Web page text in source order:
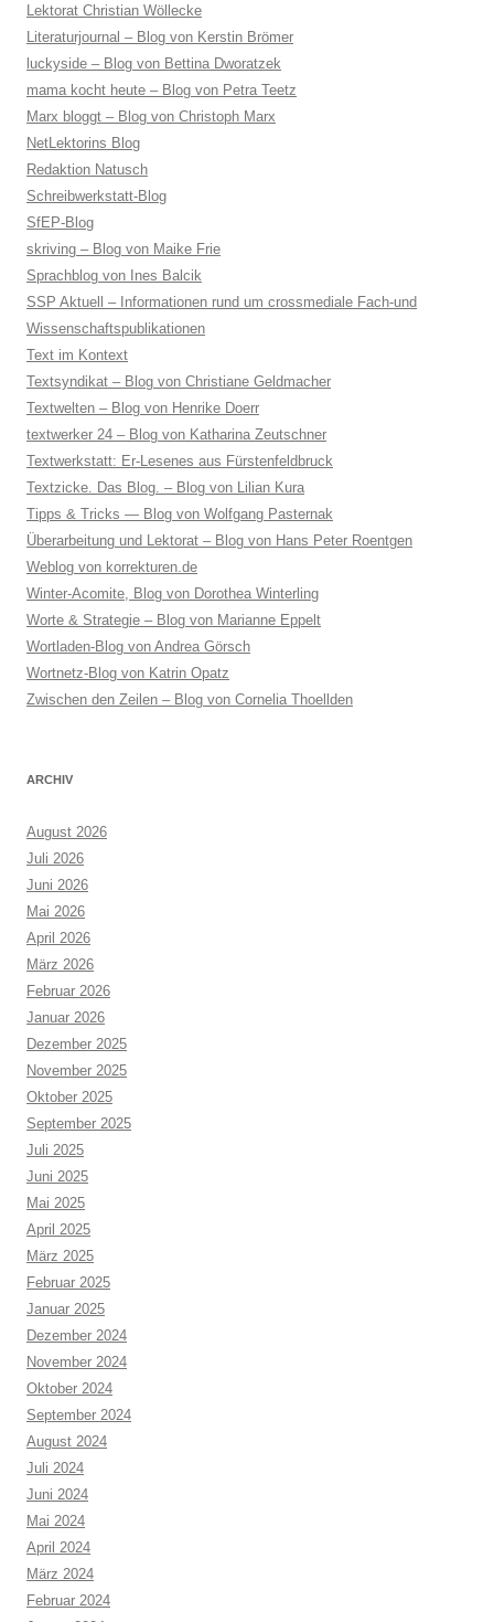
Lektorat Christian Wöllecke
Literaturjournal – Blog von Kerstin Brömer
luckyside – Blog von Bettina Dworatzek
mama kocht heute – Blog von Petra Teetz
Marx bloggt – Blog von Christoph Marx
NetLektorins Blog
Redaktion Natusch
Schreibwerkstatt-Blog
SfEP-Blog
skriving – Blog von Maike Frie
Sprachblog von Ines Balcik
SSP Aktuell – Informationen rund um crossmediale Fach-und
Wissenschaftspublikationen
Text im Kontext
Textsyndikat – Blog von Christiane Geldmacher
Textwelten – Blog von Henrike Doerr
textwerker 24 – Blog von Katharina Zeutschner
Textwerkstatt: Er-Lesenes aus Fürstenfeldbruck
Textzicke. Das Blog. – Blog von Lilian Kura
Tipps & Tricks — Blog von Wolfgang Pasternak
Überarbeitung und Lektorat – Blog von Hans Peter Roentgen
Weblog von korrekturen.de
Winter-Acomite, Blog von Dorothea Winterling
Worte & Strategie – Blog von Marianne Eppelt
Wortladen-Blog von Andrea Görsch
Wortnetz-Blog von Katrin Opatz
Zwischen den Zeilen – Blog von Cornelia Thoellden
ARCHIV
August 2026
Juli 2026
Juni 2026
Mai 2026
April 2026
März 2026
Februar 2026
Januar 2026
Dezember 2025
November 2025
Oktober 2025
September 2025
Juli 2025
Juni 2025
Mai 2025
April 2025
März 2025
Februar 2025
Januar 2025
Dezember 2024
November 2024
Oktober 2024
September 2024
August 2024
Juli 2024
Juni 2024
Mai 2024
April 2024
März 2024
Februar 2024